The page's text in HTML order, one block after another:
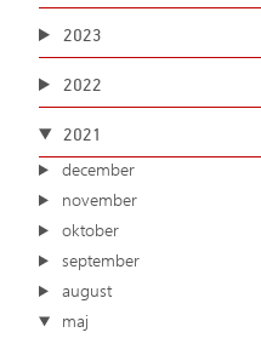
2023
2022
2021
december
november
oktober
september
august
maj